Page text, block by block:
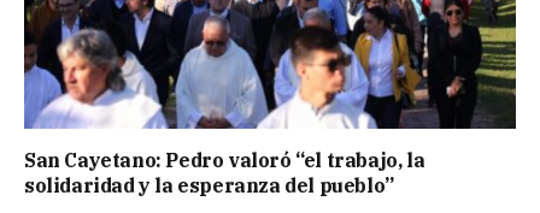
San Cayetano: Pedro valoró “el trabajo, la
solidaridad y la esperanza del pueblo”